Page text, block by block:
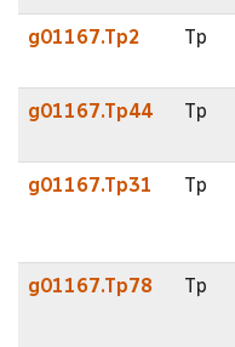
g01167.Tp2 Tp
g01167.Tp44 Tp
g01167.Tp31 Tp
g01167.Tp78 Tp